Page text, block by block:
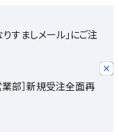
すましメール」にご注
業部］新規受注全面再